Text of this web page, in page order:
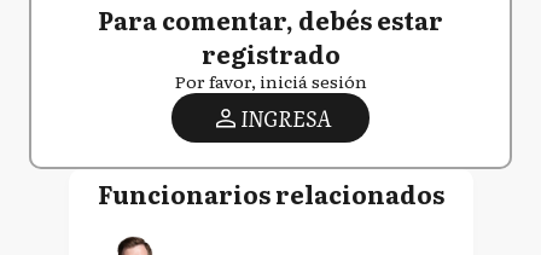
Para comentar, debés estar
registrado
Por favor, iniciá sesión
INGRESA
Funcionarios relacionados